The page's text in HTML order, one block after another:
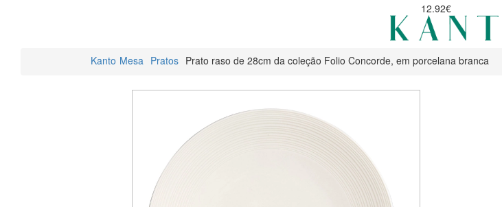
12.92€
Kanto Mesa Pratos Prato raso de 28cm da coleção Folio Concorde, em porcelana branca